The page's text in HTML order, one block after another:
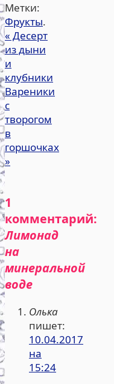
Метки:
Фрукты.
« Десерт
из дыни
и
клубники
Вареники
с
творогом
в
горшочках
»
1
комментарий:
Лимонад
на
минеральной
воде
Олька
пишет:
10.04.2017
на
15:24